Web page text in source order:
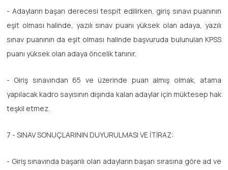
- Adayların başarı derecesi tespit edilirken, giriş sınavı puanının
eşit olması halinde, yazılı sınav puanı yüksek olan adaya, yazılı
sınav puanının da eşit olması halinde başvuruda bulunulan KPSS
puanı yüksek olan adaya öncelik tanınır.
- Giriş sınavından 65 ve üzerinde puan almış olmak, atama
yapılacak kadro sayısının dışında kalan adaylar için müktesep hak
teşkil etmez.
7 - SINAV SONUÇLARININ DUYURULMASI VE İTİRAZ:
- Giriş sınavında başarılı olan adayların başarı sırasına göre ad ve